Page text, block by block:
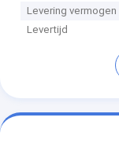
Levering vermogen
Levertijd